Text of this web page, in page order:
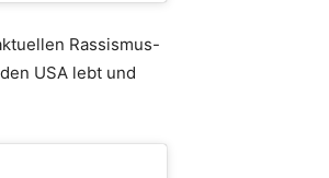
Rassismus-
USA lebt und